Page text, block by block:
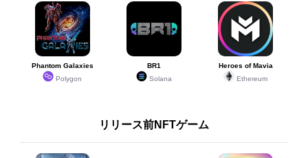
Phantom Galaxies
Polygon
BR1
Solana
Heroes of Mavia
Ethereum
リリース前NFTゲーム